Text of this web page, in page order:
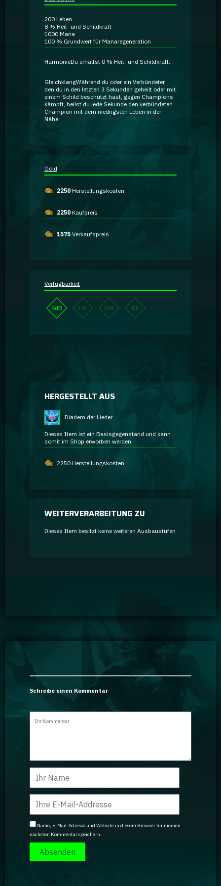
GA Coachie Chat
200 Leben
8 % Heil- und Schildkraft
1000 Mana
100 % Grundwert für Manaregeneration
HarmonieDu erhältst 0 % Heil- und Schildkraft.
GleichklangWährend du oder ein Verbündeter,
den du in den letzten 3 Sekunden geheilt oder mit
einem Schild beschützt hast, gegen Champions
kämpft, heilst du jede Sekunde den verbündeten
Champion mit dem niedrigsten Leben in der
Nähe.
Gold
2250 Herstellungskosten
2250 Kaufpreis
1575 Verkaufspreis
Verfügbarkeit
KdB HS GW BP
HERGESTELLT AUS
Diadem der Lieder
Dieses Item ist ein Basisgegenstand und kann
somit im Shop erworben werden
2250 Herstellungskosten
WEITERVERARBEITUNG ZU
Dieses Item besitzt keine weiteren Ausbaustufen
Schreibe einen Kommentar
Name, E-Mail-Adresse und Website in diesem Browser für meinen
nächsten Kommentar speichern.